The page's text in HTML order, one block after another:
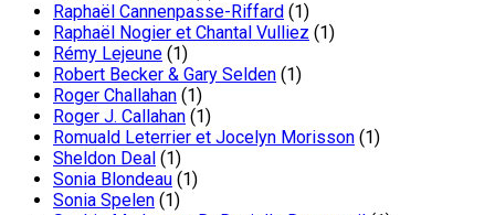
Raphaël Cannenpasse-Riffard (1)
Raphaël Nogier et Chantal Vulliez (1)
Rémy Lejeune (1)
Robert Becker & Gary Selden (1)
Roger Challahan (1)
Roger J. Callahan (1)
Romuald Leterrier et Jocelyn Morisson (1)
Sheldon Deal (1)
Sonia Blondeau (1)
Sonia Spelen (1)